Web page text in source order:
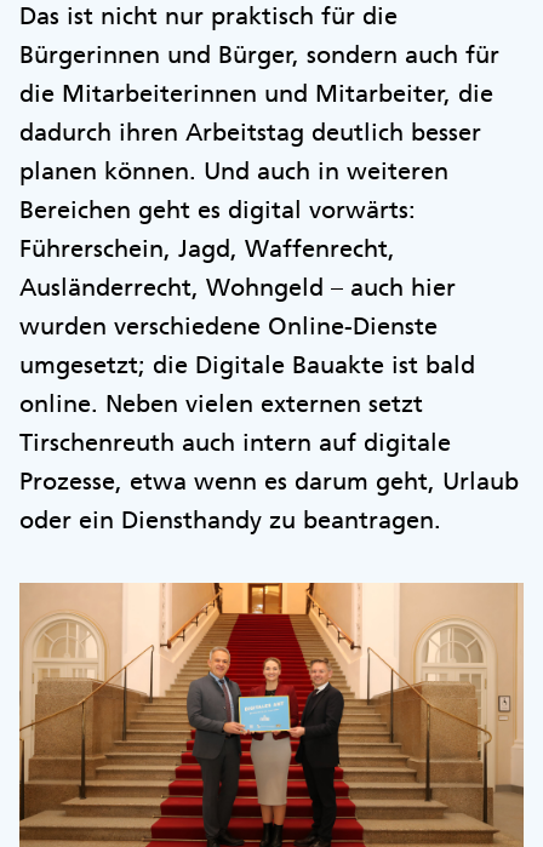
Das ist nicht nur praktisch für die
Bürgerinnen und Bürger, sondern auch für
die Mitarbeiterinnen und Mitarbeiter, die
dadurch ihren Arbeitstag deutlich besser
planen können. Und auch in weiteren
Bereichen geht es digital vorwärts:
Führerschein, Jagd, Waffenrecht,
Ausländerrecht, Wohngeld – auch hier
wurden verschiedene Online-Dienste
umgesetzt; die Digitale Bauakte ist bald
online. Neben vielen externen setzt
Tirschenreuth auch intern auf digitale
Prozesse, etwa wenn es darum geht, Urlaub
oder ein Diensthandy zu beantragen.